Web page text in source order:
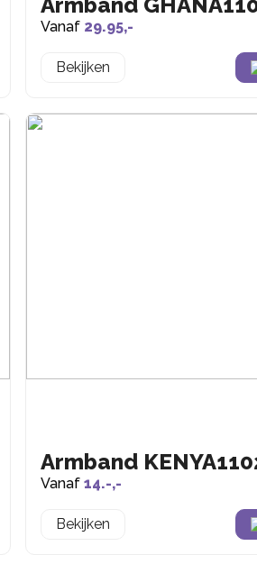
Vanaf 29.95,-
Bekijken
Armband
Vanaf 14.-,-
Bekijken